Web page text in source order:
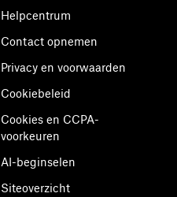
Helpcentrum
Contact opnemen
Privacy en voorwaarden
Cookiebeleid
Cookies en CCPA-
voorkeuren
AI-beginselen
Siteoverzicht